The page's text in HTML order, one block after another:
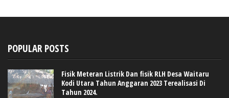
POPULAR POSTS
Fisik Meteran Listrik Dan fisik RLH Desa Waitaru
Kodi Utara Tahun Anggaran 2023 Terealisasi Di
Tahun 2024.